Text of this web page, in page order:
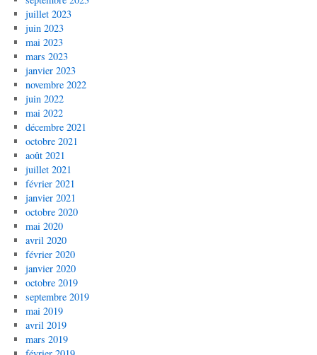
juillet 2023
juin 2023
mai 2023
mars 2023
janvier 2023
novembre 2022
juin 2022
mai 2022
décembre 2021
octobre 2021
août 2021
juillet 2021
février 2021
janvier 2021
octobre 2020
mai 2020
avril 2020
février 2020
janvier 2020
octobre 2019
septembre 2019
mai 2019
avril 2019
mars 2019